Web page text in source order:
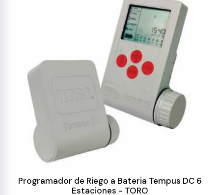
Programador de Riego a Bateria Tempus DC 6
Estaciones - TORO